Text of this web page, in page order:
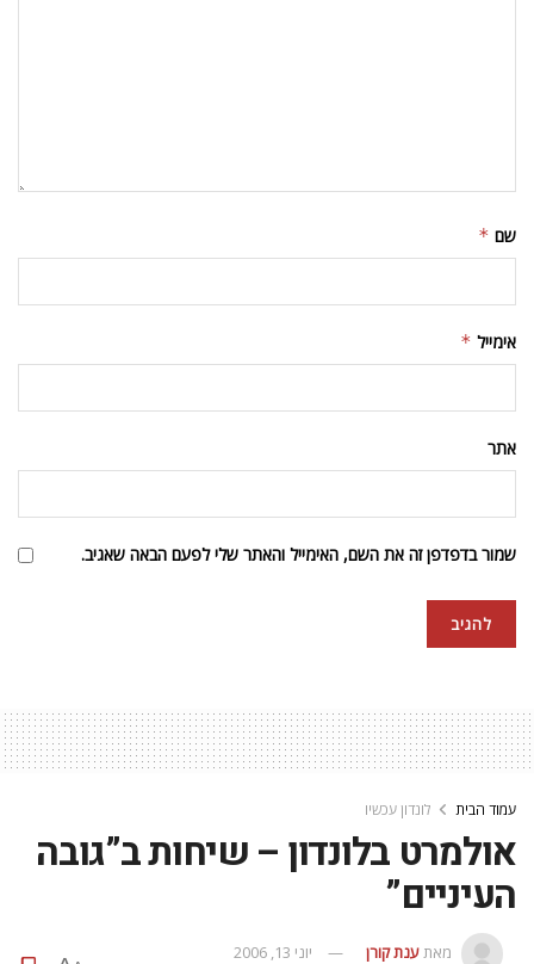
שם *
אימייל *
אתר
שמור בדפדפן זה את השם, האימייל והאתר שלי לפעם הבאה שאגיב.
עמוד הבית לונדון עכשיו
אולמרט בלונדון – שיחות ב”גובה
העיניים”
מאתענת קורן
יוני 13, 2006